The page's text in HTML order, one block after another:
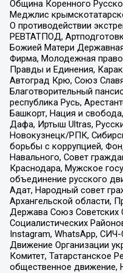
Община Коренного
Меджлис
О противодействии
РЕВТАТПОД,
Божией Матери
Фирма, Молодежная
Правды и Единения,
Автоград Крю, Союз
Благотворительный
республика Русь,
Башкорт, Нация и
Дафа, Иртыш Ultras,
Новокузнецк/РПК,
борьбы с коррупцией,
Навального, Совет
Краснодара, Мужское
объединение русского
Адат, Народный совет
Архангельской области,
Держава Союз Советских
Социалистических
Instagram, WhatsApp,
Движение Организации
Комитет, Татарстанское
общественное движение,